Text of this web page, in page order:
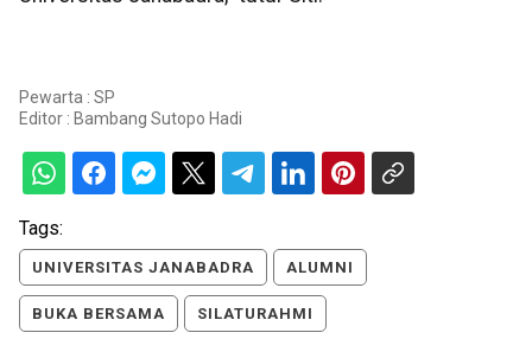
Pewarta : SP
Editor : Bambang Sutopo Hadi
Tags:
UNIVERSITAS JANABADRA ALUMNI
BUKA BERSAMA SILATURAHMI